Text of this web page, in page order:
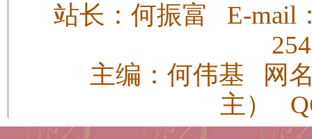
站长：何振富 E-mail
主编：何伟基 网
主）